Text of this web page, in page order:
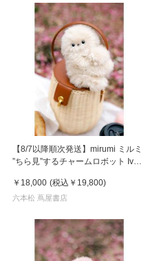
【8/7以降順次発送】mirumi ミルミ
”ちら見”するチャームロボット Ivory
￥18,000 (税込 ￥19,800)
六本松 蔦屋書店